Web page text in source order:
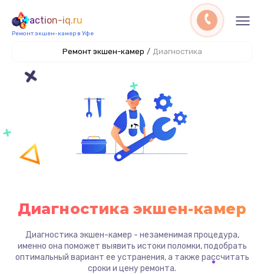
action-iq.ru
Ремонт экшен-камер в Уфе
Ремонт экшен-камер / Диагностика
Диагностика экшен-камер
Диагностика экшен-камер - незаменимая процедура,
именно она поможет выявить истоки поломки, подобрать
оптимальный вариант ее устранения, а также рассчитать
сроки и цену ремонта.